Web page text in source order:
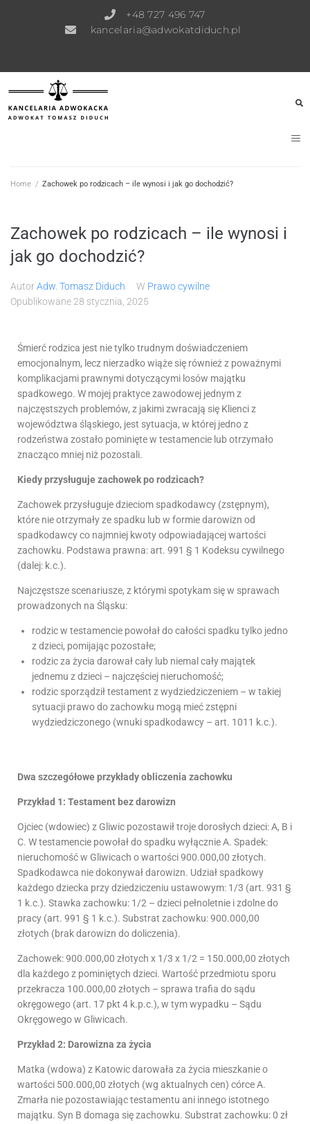
+48 727 496 747
kancelaria@adwokatdiduch.pl
Home / Zachowek po rodzicach – ile wynosi i jak go dochodzić?
Zachowek po rodzicach – ile wynosi i
jak go dochodzić?
AutorAdw. Tomasz Diduch W Prawo cywilne
Opublikowane 28 stycznia, 2025
Śmierć rodzica jest nie tylko trudnym doświadczeniem
emocjonalnym, lecz nierzadko wiąże się również z poważnymi
komplikacjami prawnymi dotyczącymi losów majątku
spadkowego. W mojej praktyce zawodowej jednym z
najczęstszych problemów, z jakimi zwracają się Klienci z
województwa śląskiego, jest sytuacja, w której jedno z
rodzeństwa zostało pominięte w testamencie lub otrzymało
znacząco mniej niż pozostali.
Kiedy przysługuje zachowek po rodzicach?
Zachowek przysługuje dzieciom spadkodawcy (zstępnym),
które nie otrzymały ze spadku lub w formie darowizn od
spadkodawcy co najmniej kwoty odpowiadającej wartości
zachowku. Podstawa prawna: art. 991 § 1 Kodeksu cywilnego
(dalej: k.c.).
Najczęstsze scenariusze, z którymi spotykam się w sprawach
prowadzonych na Śląsku:
rodzic w testamencie powołał do całości spadku tylko jedno
z dzieci, pomijając pozostałe;
rodzic za życia darował cały lub niemal cały majątek
jednemu z dzieci – najczęściej nieruchomość;
rodzic sporządził testament z wydziedziczeniem – w takiej
sytuacji prawo do zachowku mogą mieć zstępni
wydziedziczonego (wnuki spadkodawcy – art. 1011 k.c.).
Dwa szczegółowe przykłady obliczenia zachowku
Przykład 1: Testament bez darowizn
Ojciec (wdowiec) z Gliwic pozostawił troje dorosłych dzieci: A, B i
C. W testamencie powołał do spadku wyłącznie A. Spadek:
nieruchomość w Gliwicach o wartości 900.000,00 złotych.
Spadkodawca nie dokonywał darowizn. Udział spadkowy
każdego dziecka przy dziedziczeniu ustawowym: 1/3 (art. 931 §
1 k.c.). Stawka zachowku: 1/2 – dzieci pełnoletnie i zdolne do
pracy (art. 991 § 1 k.c.). Substrat zachowku: 900.000,00
złotych (brak darowizn do doliczenia).
Zachowek: 900.000,00 złotych x 1/3 x 1/2 = 150.000,00 złotych
dla każdego z pominiętych dzieci. Wartość przedmiotu sporu
przekracza 100.000,00 złotych – sprawa trafia do sądu
okręgowego (art. 17 pkt 4 k.p.c.), w tym wypadku – Sądu
Okręgowego w Gliwicach.
Przykład 2: Darowizna za życia
Matka (wdowa) z Katowic darowała za życia mieszkanie o
wartości 500.000,00 złotych (wg aktualnych cen) córce A.
Zmarła nie pozostawiając testamentu ani innego istotnego
majątku. Syn B domaga się zachowku. Substrat zachowku: 0 zł